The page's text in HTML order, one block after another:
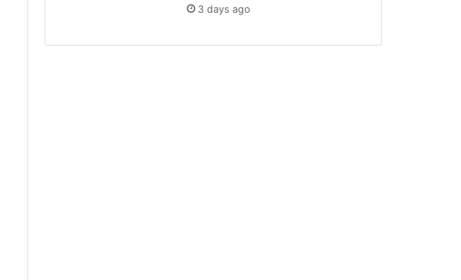
3 days ago